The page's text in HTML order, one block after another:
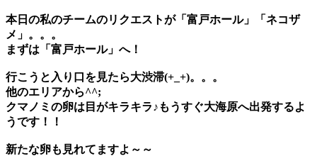
本日の私のチームのリクエストが「富戸ホール」「ネコザ
メ」。。。
まずは「富戸ホール」へ！
行こうと入り口を見たら大渋滞(+_+)。。。
他のエリアから^^;
クマノミの卵は目がキラキラ♪もうすぐ大海原へ出発するよ
うです！！
新たな卵も見れてますよ～～